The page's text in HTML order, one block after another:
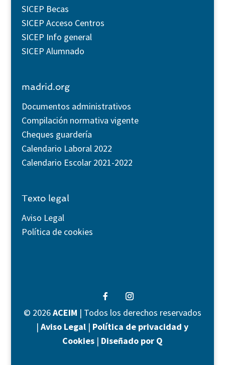
SICEP Becas
SICEP Acceso Centros
SICEP Info general
SICEP Alumnado
madrid.org
Documentos administrativos
Compilación normativa vigente
Cheques guardería
Calendario Laboral 2022
Calendario Escolar 2021-2022
Texto legal
Aviso Legal
Política de cookies
© 2026ACEIM | Todos los derechos reservados
|Aviso Legal | Política de privacidad y
Cookies| Diseñado por Q